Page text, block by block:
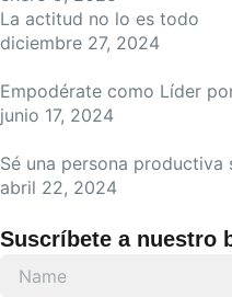
La actitud no lo es todo
diciembre 27, 2024
Empodérate como Líder
junio 17, 2024
Sé una persona
abril 22, 2024
Suscríbete a nuestro